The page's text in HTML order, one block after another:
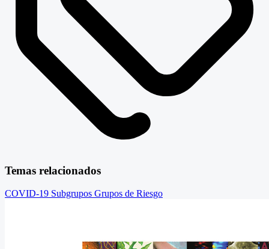
Temas relacionados
COVID-19 Subgrupos Grupos de Riesgo